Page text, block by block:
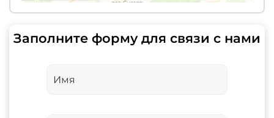
Заполните форму для связи с нами